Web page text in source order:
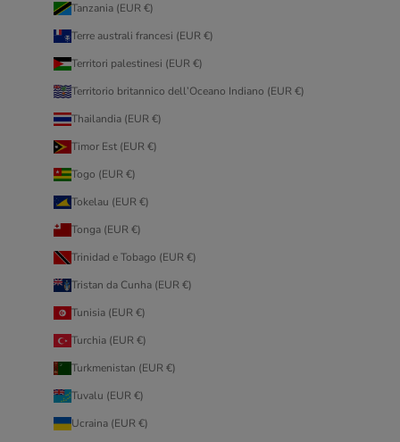
Tanzania (EUR €)
Terre australi francesi (EUR €)
Territori palestinesi (EUR €)
Territorio britannico dell’Oceano Indiano (EUR €)
Thailandia (EUR €)
Timor Est (EUR €)
Togo (EUR €)
Tokelau (EUR €)
Tonga (EUR €)
Trinidad e Tobago (EUR €)
Tristan da Cunha (EUR €)
Tunisia (EUR €)
Turchia (EUR €)
Turkmenistan (EUR €)
Tuvalu (EUR €)
Ucraina (EUR €)